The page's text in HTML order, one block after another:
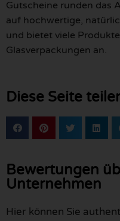
Gutscheine runden das
auf hochwertige,
und bietet viele
Glasverpackungen an.
Diese Seite
Bewertungen
Unternehmen
Hier können Sie